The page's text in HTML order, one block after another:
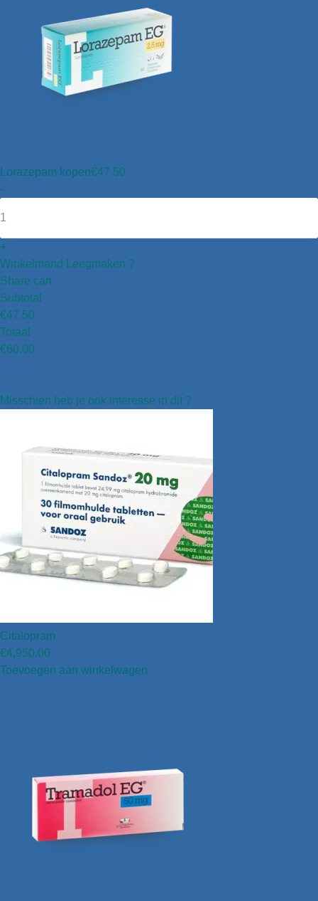
Lorazepam kopen€47.50
-
+
Winkelmand Leegmaken ?
Share cart
Subtotal
€47.50
Totaal
€60.00
Misschien heb je ook interesse in dit ?
Citalopram
€4,950.00
Toevoegen aan winkelwagen